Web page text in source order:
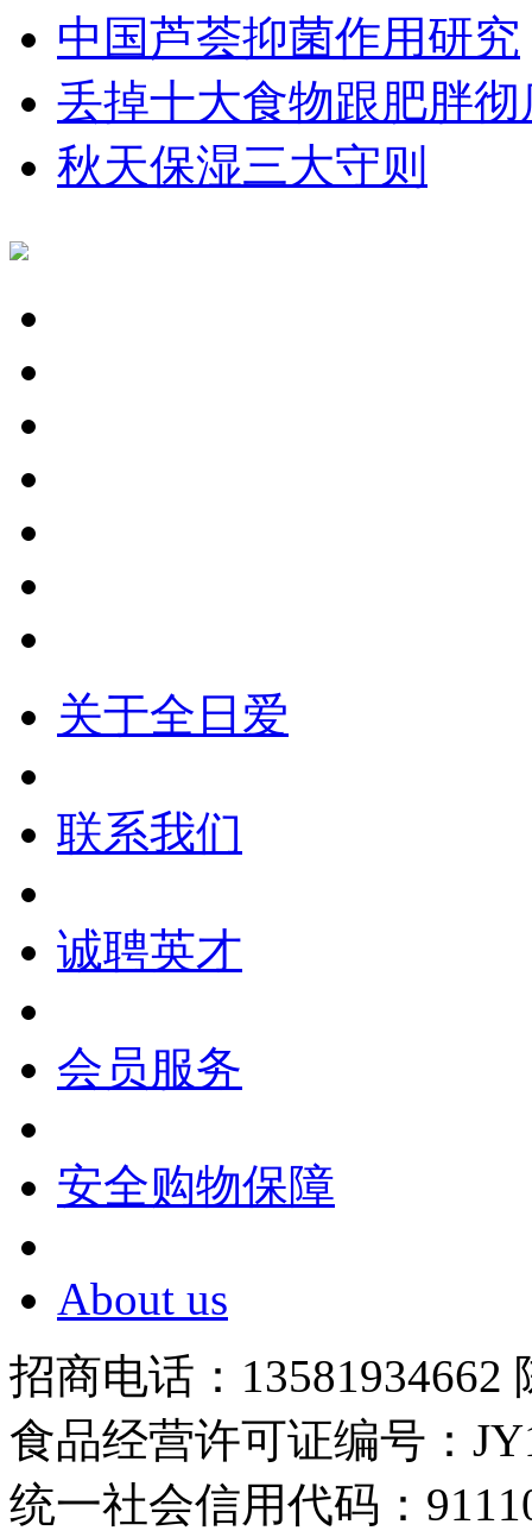
中国芦荟抑菌作用研究
丢掉十大食物跟肥胖
秋天保湿三大守则
关于全日爱
联系我们
诚聘英才
会员服务
安全购物保障
About us
招商电话：13581934662
食品经营许可证编号：
统一社会信用代码：